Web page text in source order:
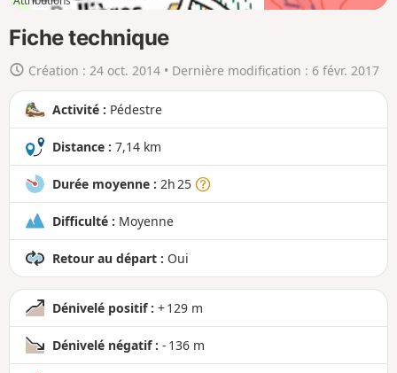
e
n
r
n
d
Fiche technique
Création : 24 oct. 2014• Dernière modification : 6 févr. 2017
Activité : Pédestre
Distance : 7,14 km
Durée moyenne : 2h 25
Difficulté : Moyenne
Retour au départ : Oui
Dénivelé positif : + 129 m
Dénivelé négatif : - 136 m